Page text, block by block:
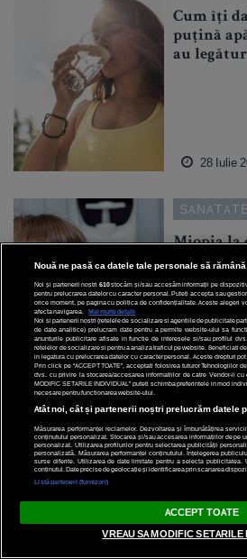
Cum îți
puțină
au
28 Iulie
Miopia la
să știi
28 Iulie
7 cauze
cu joburi
Nouă ne pasă ca datele tale personale să
Noi și partenerii noștri 610stocăm și/sau accesăm informații pe
pentru prelucrarea datelor cu caracter personal. Puteți accepta sau
orice moment, pe pagina cu politica de confidențialitate. Aceste alegeri
afecta navigarea.
Mai multe detalii
Noi si partenerii nostri (retelele de socializare si agentiile de publicitate
de date analitice) prelucram date pentru a permite website-ului sa
anunturile publicitare afisate in functie de interesele si/sau profilul
retelelor de socializare si pentru a analiza traficul pe website. Beneficiati
in legatura cu prelucrarea datelor cu caracter personal. Aceste drepturi
Prin click pe “ACCEPT TOATE”, acceptati folosirea tuturor Tehnologiilor
dvs. cu privire la stocarea/accesarea informatiilor de catre Vendor-ii cu
MODIFIC SETARILE INDIVIDUAL” puteti schimba preferintele in mod
necesare pentru functionarea website-ului.
Atât noi, cât și partenerii noștri prelucrăm datele
Măsurarea performanței reclamelor. Dezvoltarea și îmbunătățirea
conținutului personalizat. Stocarea și/sau accesarea informațiilor de pe
personalizat. Utilizarea profilurilor pentru selectarea publicității
personalizată. Măsurarea performanței conținutului. Înțelegerea
surse diferite. Utilizarea de date limitate pentru a selecta publicitatea.
conținutul. Date precise de geolocație și identificarea prin scanarea
Listă parteneri (furnizori)
ACCEPT TOATE
VREAU SA MODIFIC